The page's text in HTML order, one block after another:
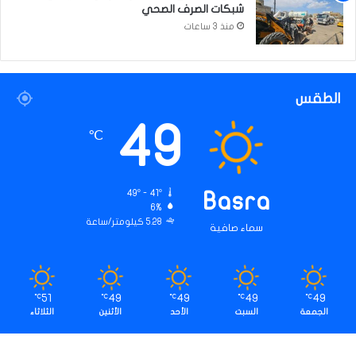
شبكات الصرف الصحي
منذ 3 ساعات
الطقس
Basra
سماء صافية
49
℃
49º - 41º
6%
5.28 كيلومتر/ساعة
49
℃
الجمعة
49
℃
السبت
49
℃
الأحد
49
℃
الأثنين
51
℃
الثلاثاء